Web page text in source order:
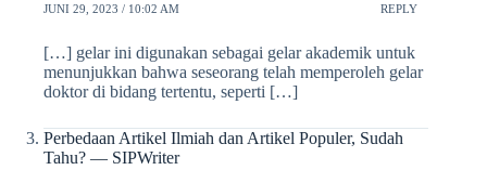
JUNI 29, 2023 / 10:02 AM REPLY
[…] gelar ini digunakan sebagai gelar akademik untuk
menunjukkan bahwa seseorang telah memperoleh gelar
doktor di bidang tertentu, seperti […]
Perbedaan Artikel Ilmiah dan Artikel Populer, Sudah
Tahu? — SIPWriter